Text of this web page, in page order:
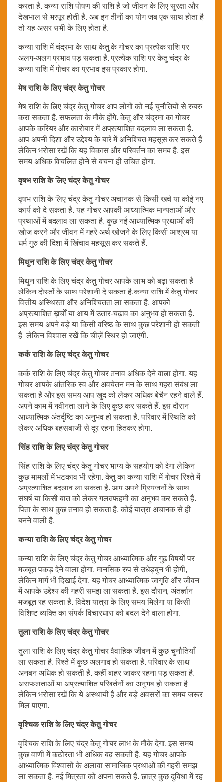
करता है. कन्या राशि पोषण की राशि है जो जीवन के लिए सुरक्षा और
देखभाल से भरपूर होती है. अब इन तीनों का योग जब एक साथ होता है
तो यह असर सभी के लिए होता है.
कन्या राशि में चंद्रमा के साथ केतु के गोचर का प्रत्येक राशि पर
अलग-अलग प्रभाव पड़ सकता है. प्रत्येक राशि पर केतु चंद्र के
कन्या राशि में गोचर का प्रभाव इस प्रकार होगा.
मेष राशि के लिए चंद्र केतु गोचर
मेष राशि के लिए चंद्र केतु गोचर आप लोगों को नई चुनौतियों से रुबरु
करा सकता है. सफलता के मौके होंगे. केतु और चंद्रमा का गोचर
आपके करियर और कारोबार में अप्रत्याशित बदलाव ला सकता है.
आप अपनी दिशा और उद्देश्य के बारे में अनिश्चित महसूस कर सकते हैं
लेकिन भरोसा रखें कि यह विकास और परिवर्तन का समय है. इस
समय अधिक विचलित होने से बचना ही उचित होगा.
वृषभ राशि के लिए चंद्र केतु गोचर
वृषभ राशि के लिए चंद्र केतु गोचर अचानक से किसी खर्च या कोई नए
कार्य को दे सकता है. यह गोचर आपकी आध्यात्मिक मान्यताओं और
प्रथाओं में बदलाव ला सकता है. कुछ नई आध्यात्मिक प्रथाओं की
खोज करने और जीवन में गहरे अर्थ खोजने के लिए किसी आश्रम या
धर्म गुरु की दिशा में खिंचाव महसूस कर सकते हैं.
मिथुन राशि के लिए चंद्र केतु गोचर
मिथुन राशि के लिए चंद्र केतु गोचर आपके लाभ को बढ़ा सकता है
लेकिन दोस्तों के साथ परेशानी दे सकता है.कन्या राशि में केतु गोचर
वित्तीय अस्थिरता और अनिश्चितता ला सकता है. आपको
अप्रत्याशित ख़र्चों या आय में उतार-चढ़ाव का अनुभव हो सकता है.
इस समय अपने बड़े या किसी वरिष्ठ के साथ कुछ परेशानी हो सकती
हैं लेकिन विश्वास रखें कि चीज़ें स्थिर हो जाएंगी.
कर्क राशि के लिए चंद्र केतु गोचर
कर्क राशि के लिए चंद्र केतु गोचर तनाव अधिक देने वाला होगा. यह
गोचर आपके आंतरिक स्व और अवचेतन मन के साथ गहरा संबंध ला
सकता है और इस समय आप खुद को लेकर अधिक बेचैन रहने वाले हैं.
अपने काम में नवीनता लाने के लिए कुछ कर सकते हैं. इस दौरान
आध्यात्मिक अंतर्दृष्टि का अनुभव हो सकता है. परिवार में स्थिति को
लेकर अधिक बहसबाजी से दूर रहना हितकर होगा.
सिंह राशि के लिए चंद्र केतु गोचर
सिंह राशि के लिए चंद्र केतु गोचर भाग्य के सहयोग को देगा लेकिन
कुछ मामलों में भटकाव भी रहेगा. केतु का कन्या राशि में गोचर रिश्ते में
अप्रत्याशित बदलाव ला सकता है. आप अपने प्रियजनों के साथ
संघर्ष या किसी बात को लेकर गलतफहमी का अनुभव कर सकते हैं.
पिता के साथ कुछ तनाव हो सकता है. कोई यात्रा अचानक से ही
बनने वाली है.
कन्या राशि के लिए चंद्र केतु गोचर
कन्या राशि के लिए चंद्र केतु गोचर आध्यात्मिक और गुढ़ विषयों पर
मजबूत पकड़ देने वाला होगा. मानसिक रुप से उधेड़बुन भी होगी,
लेकिन मार्ग भी दिखाई देगा. यह गोचर आध्यात्मिक जागृति और जीवन
में आपके उद्देश्य की गहरी समझ ला सकता है. इस दौरान, अंतर्ज्ञान
मजबूत रह सकता है. विदेश यात्रा के लिए समय मिलेगा या किसी
विशिष्ट व्यक्ति का संपर्क विचारधारा को बदल देने वाला होगा.
तुला राशि के लिए चंद्र केतु गोचर
तुला राशि के लिए चंद्र केतु गोचर वैवाहिक जीवन में कुछ चुनौतियाँ
ला सकता है. रिश्ते में कुछ अलगाव हो सकता है. परिवार के साथ
अनबन अधिक हो सकती है. कहीं बाहर जाकर रहना पड़ सकता है.
असफलताओं या अप्रत्याशित परिवर्तनों का अनुभव हो सकता है
लेकिन भरोसा रखें कि ये अस्थायी हैं और बड़े अवसरों का समय जरूर
मिल पाएगा.
वृश्चिक राशि के लिए चंद्र केतु गोचर
वृश्चिक राशि के लिए चंद्र केतु गोचर लाभ के मौके देगा, इस समय
कुछ वाणी में कठोरता भी अधिक बढ़ सकती है. यह गोचर आपके
आध्यात्मिक विश्वासों के अलावा सामाजिक प्रथाओं की गहरी समझ
ला सकता है. नई मित्रता को अपना सकते हैं. छात्र कुछ दुविधा में रह